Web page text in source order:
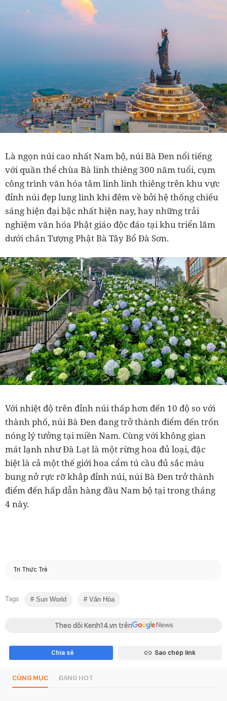
Là ngọn núi cao nhất Nam bộ, núi Bà Đen nổi tiếng
với quần thể chùa Bà linh thiêng 300 năm tuổi, cụm
công trình văn hóa tâm linh linh thiêng trên khu vực
đỉnh núi đẹp lung linh khi đêm về bởi hệ thống chiếu
sáng hiện đại bậc nhất hiện nay, hay những trải
nghiệm văn hóa Phật giáo độc đáo tại khu triển lãm
dưới chân Tượng Phật Bà Tây Bổ Đà Sơn.
Với nhiệt độ trên đỉnh núi thấp hơn đến 10 độ so với
thành phố, núi Bà Đen đang trở thành điểm đến trốn
nóng lý tưởng tại miền Nam. Cùng với không gian
mát lạnh như Đà Lạt là một rừng hoa đủ loại, đặc
biệt là cả một thế giới hoa cẩm tú cầu đủ sắc màu
bung nở rực rỡ khắp đỉnh núi, núi Bà Đen trở thành
điểm đến hấp dẫn hàng đầu Nam bộ tại trong tháng
4 này.
Trí Thức Trẻ
Tags Sun World Văn Hóa
Theo dõi Kenh14.vn trên
Chia sẻ Sao chép link
CÙNG MỤC ĐANG HOT